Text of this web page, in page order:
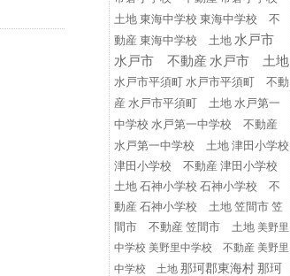
土地 東海中学校 東海中学校 不
動産 東海中学校 土地 水戸市
水戸市 不動産 水戸市 土地
水戸市平須町
水戸市平須町 不動
産 水戸市平須町 土地 水戸第一
中学校 水戸第一中学校 不動産
水戸第一中学校 土地 津田小学校
津田小学校 不動産 津田小学校
土地 石神小学校 石神小学校 不
動産 石神小学校 土地 笠間市 笠
間市 不動産 笠間市 土地 美野里
中学校 美野里中学校 不動産 美野里
中学校 土地 那珂郡東海村那珂